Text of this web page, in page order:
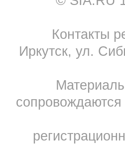
Контакты
Иркутск, ул.